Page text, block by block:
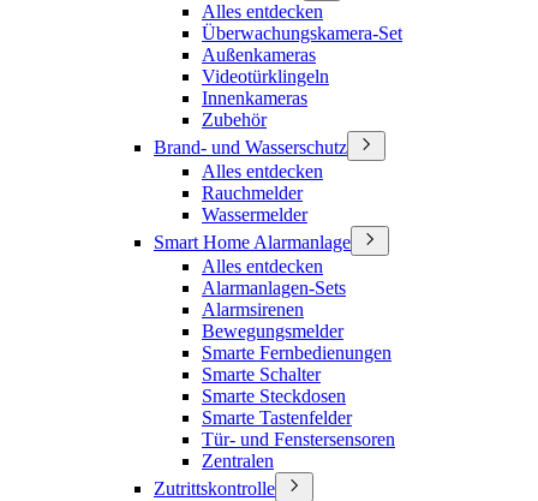
Alles entdecken
Überwachungskamera-Set
Außenkameras
Videotürklingeln
Innenkameras
Zubehör
Brand- und Wasserschutz
Alles entdecken
Rauchmelder
Wassermelder
Smart Home Alarmanlage
Alles entdecken
Alarmanlagen-Sets
Alarmsirenen
Bewegungsmelder
Smarte Fernbedienungen
Smarte Schalter
Smarte Steckdosen
Smarte Tastenfelder
Tür- und Fenstersensoren
Zentralen
Zutrittskontrolle